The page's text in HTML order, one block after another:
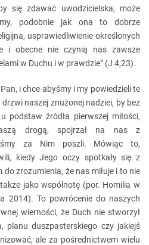
się zdawać uwodzicielska, może
podobnie jak ona to dobrze
usprawiedliwienie określonych
i obecne nie czynią nas zawsze
w Duchu i w prawdzie” (J 4,23).
i chce abyśmy i my powiedzieli te
naszej znużonej nadziei, by bez
podstaw źródła pierwszej miłości,
drogą, spojrzał na nas z
za Nim poszli. Mówiąc to,
kiedy Jego oczy spotkały się z
do zrozumienia, że nas miłuje i to nie
jako wspólnotę (por. Homilia w
2014). To powrócenie do naszych
wierności, że Duch nie stworzył
planu duszpasterskiego czy jakiejś
ale za pośrednictwem wielu